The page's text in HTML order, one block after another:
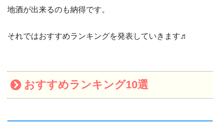
地酒が出来るのも納得です。
それではおすすめランキングを発表していきます♬
おすすめランキング10選